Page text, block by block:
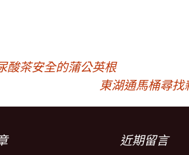
酸茶安全的蒲公英根
東湖通馬桶尋
近期留言